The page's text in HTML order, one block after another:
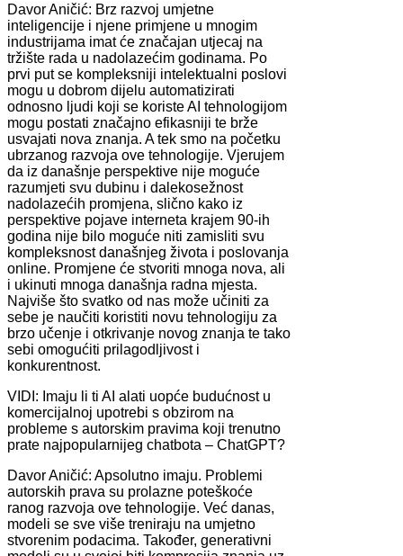
Davor Aničić: Brz razvoj umjetne
inteligencije i njene primjene u mnogim
industrijama imat će značajan utjecaj na
tržište rada u nadolazećim godinama. Po
prvi put se kompleksniji intelektualni poslovi
mogu u dobrom dijelu automatizirati
odnosno ljudi koji se koriste AI tehnologijom
mogu postati značajno efikasniji te brže
usvajati nova znanja. A tek smo na početku
ubrzanog razvoja ove tehnologije. Vjerujem
da iz današnje perspektive nije moguće
razumjeti svu dubinu i dalekosežnost
nadolazećih promjena, slično kako iz
perspektive pojave interneta krajem 90-ih
godina nije bilo moguće niti zamisliti svu
kompleksnost današnjeg života i poslovanja
online. Promjene će stvoriti mnoga nova, ali
i ukinuti mnoga današnja radna mjesta.
Najviše što svatko od nas može učiniti za
sebe je naučiti koristiti novu tehnologiju za
brzo učenje i otkrivanje novog znanja te tako
sebi omogućiti prilagodljivost i
konkurentnost.
VIDI: Imaju li ti AI alati uopće budućnost u
komercijalnoj upotrebi s obzirom na
probleme s autorskim pravima koji trenutno
prate najpopularnijeg chatbota – ChatGPT?
Davor Aničić: Apsolutno imaju. Problemi
autorskih prava su prolazne poteškoće
ranog razvoja ove tehnologije. Već danas,
modeli se sve više treniraju na umjetno
stvorenim podacima. Također, generativni